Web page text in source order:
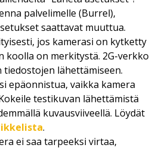
palvelimelle (Burrel),
saattavat muuttua.
jos kamerasi on kytketty
koolla on merkitystä. 2G-verkko
tiedostojen lähettämiseen.
epäonnistua, vaikka kamera
testikuvan lähettämistä
kuvausviiveellä. Löydät
.
ei saa tarpeeksi virtaa,